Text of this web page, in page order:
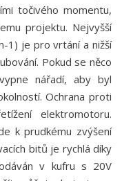
točivého momentu,
projektu. Nejvyšší
1) je pro vrtání a nižší
Pokud se něco
nářadí, aby byl
Ochrana proti
elektromotoru.
k prudkému zvýšení
bitů je rychlá díky
v kufru s 20V